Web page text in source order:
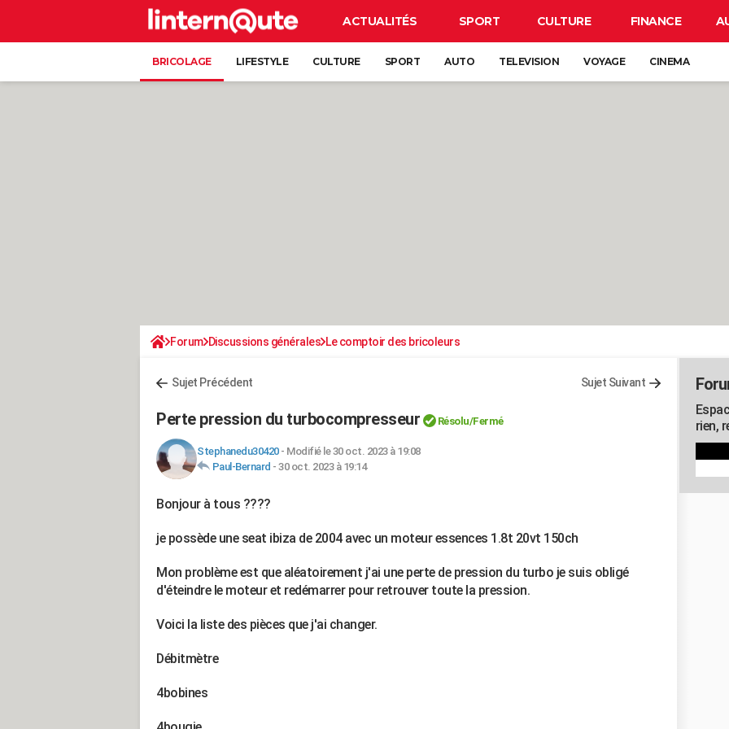
ACTUALITÉS SPORT CULTURE FINANCE
BRICOLAGE LIFESTYLE CULTURE SPORT AUTO TELEVISION VOYAGE CINEMA
Forum Discussions générales Le comptoir des bricoleurs
Sujet Précédent Sujet Suivant
Perte pression du turbocompresseur Résolu/Fermé
Stephanedu30420- Modifié le 30 oct. 2023 à 19:08
Paul-Bernard - 30 oct. 2023 à 19:14
Bonjour à tous ????
je possède une seat ibiza de 2004 avec un moteur essences 1.8t 20vt 150ch
Mon problème est que aléatoirement j'ai une perte de pression du turbo je suis obligé
d'éteindre le moteur et redémarrer pour retrouver toute la pression.
Voici la liste des pièces que j'ai changer.
Débitmètre
4bobines
rien,